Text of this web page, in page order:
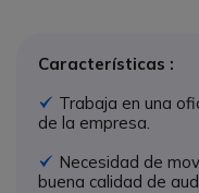
Características :
Icono
Trabaja en una
de la empresa.
Icono
Necesidad de
buena calidad de